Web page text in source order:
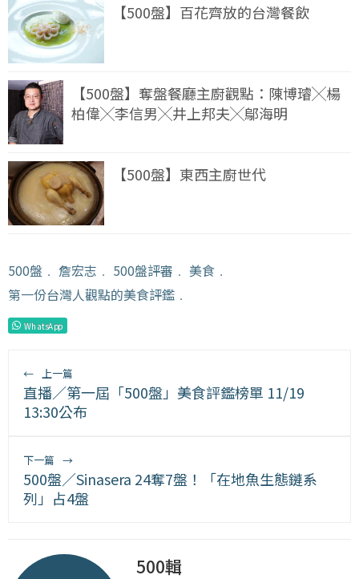
【500盤】百花齊放的台灣餐飲
【500盤】奪盤餐廳主廚觀點：陳博璿╳楊
柏偉╳李信男╳井上邦夫╳鄔海明
【500盤】東西主廚世代
500盤 ﹒ 詹宏志 ﹒ 500盤評審 ﹒ 美食 ﹒
第一份台灣人觀點的美食評鑑 ﹒
WhatsApp
← 上一篇
直播／第一屆「500盤」美食評鑑榜單 11/19
13:30公布
下一篇 →
500盤／Sinasera 24奪7盤！「在地魚生態鏈系
列」占4盤
500輯